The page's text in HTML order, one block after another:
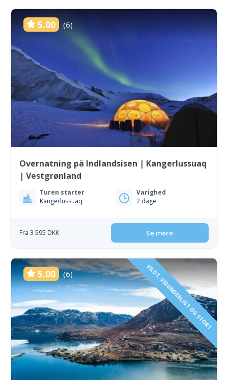
5.00 (6)
Overnatning på Indlandsisen | Kangerlussuaq
| Vestgrønland
Turen starter
Kangerlussuaq
Varighed
2 dage
Fra 3 595 DKK Se mere
5.00 (6) VILDT, VIDUNDERLIGT OG STORT